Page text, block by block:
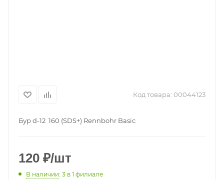
Код товара: 00044123
Бур d-12 160 (SDS+) Rennbohr Basic
120 ₽/шт
В наличии: 3 в 1 филиале